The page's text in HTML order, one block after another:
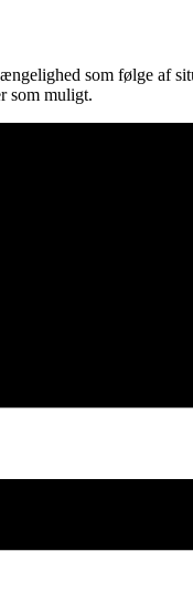
som følge af
som muligt.